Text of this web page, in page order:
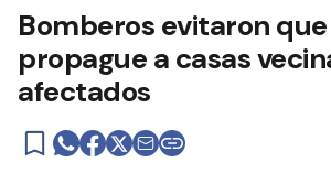
Bomberos evitaron
propague a casas
afectados